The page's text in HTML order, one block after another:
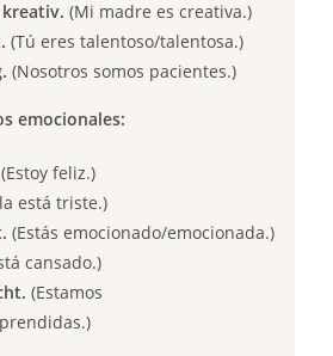
(Mi madre es creativa.)
(Tú eres talentoso/talentosa.)
(Nosotros somos pacientes.)
emocionales:
(Estoy feliz.)
está triste.)
(Estás emocionado/emocionada.)
cansado.)
(Estamos